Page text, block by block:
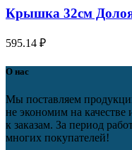
Крышка 32см
595.14 ₽
О нас
Мы поставляем
не экономим на качестве
к заказам. За период
многих покупателей!